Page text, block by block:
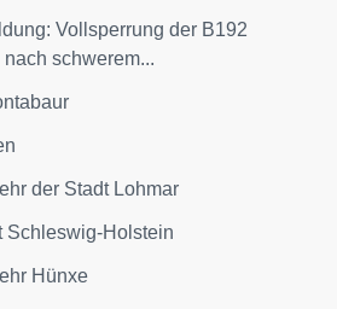
Vollsperrung der B192
schwerem...
der Stadt Lohmar
Schleswig-Holstein
Hünxe